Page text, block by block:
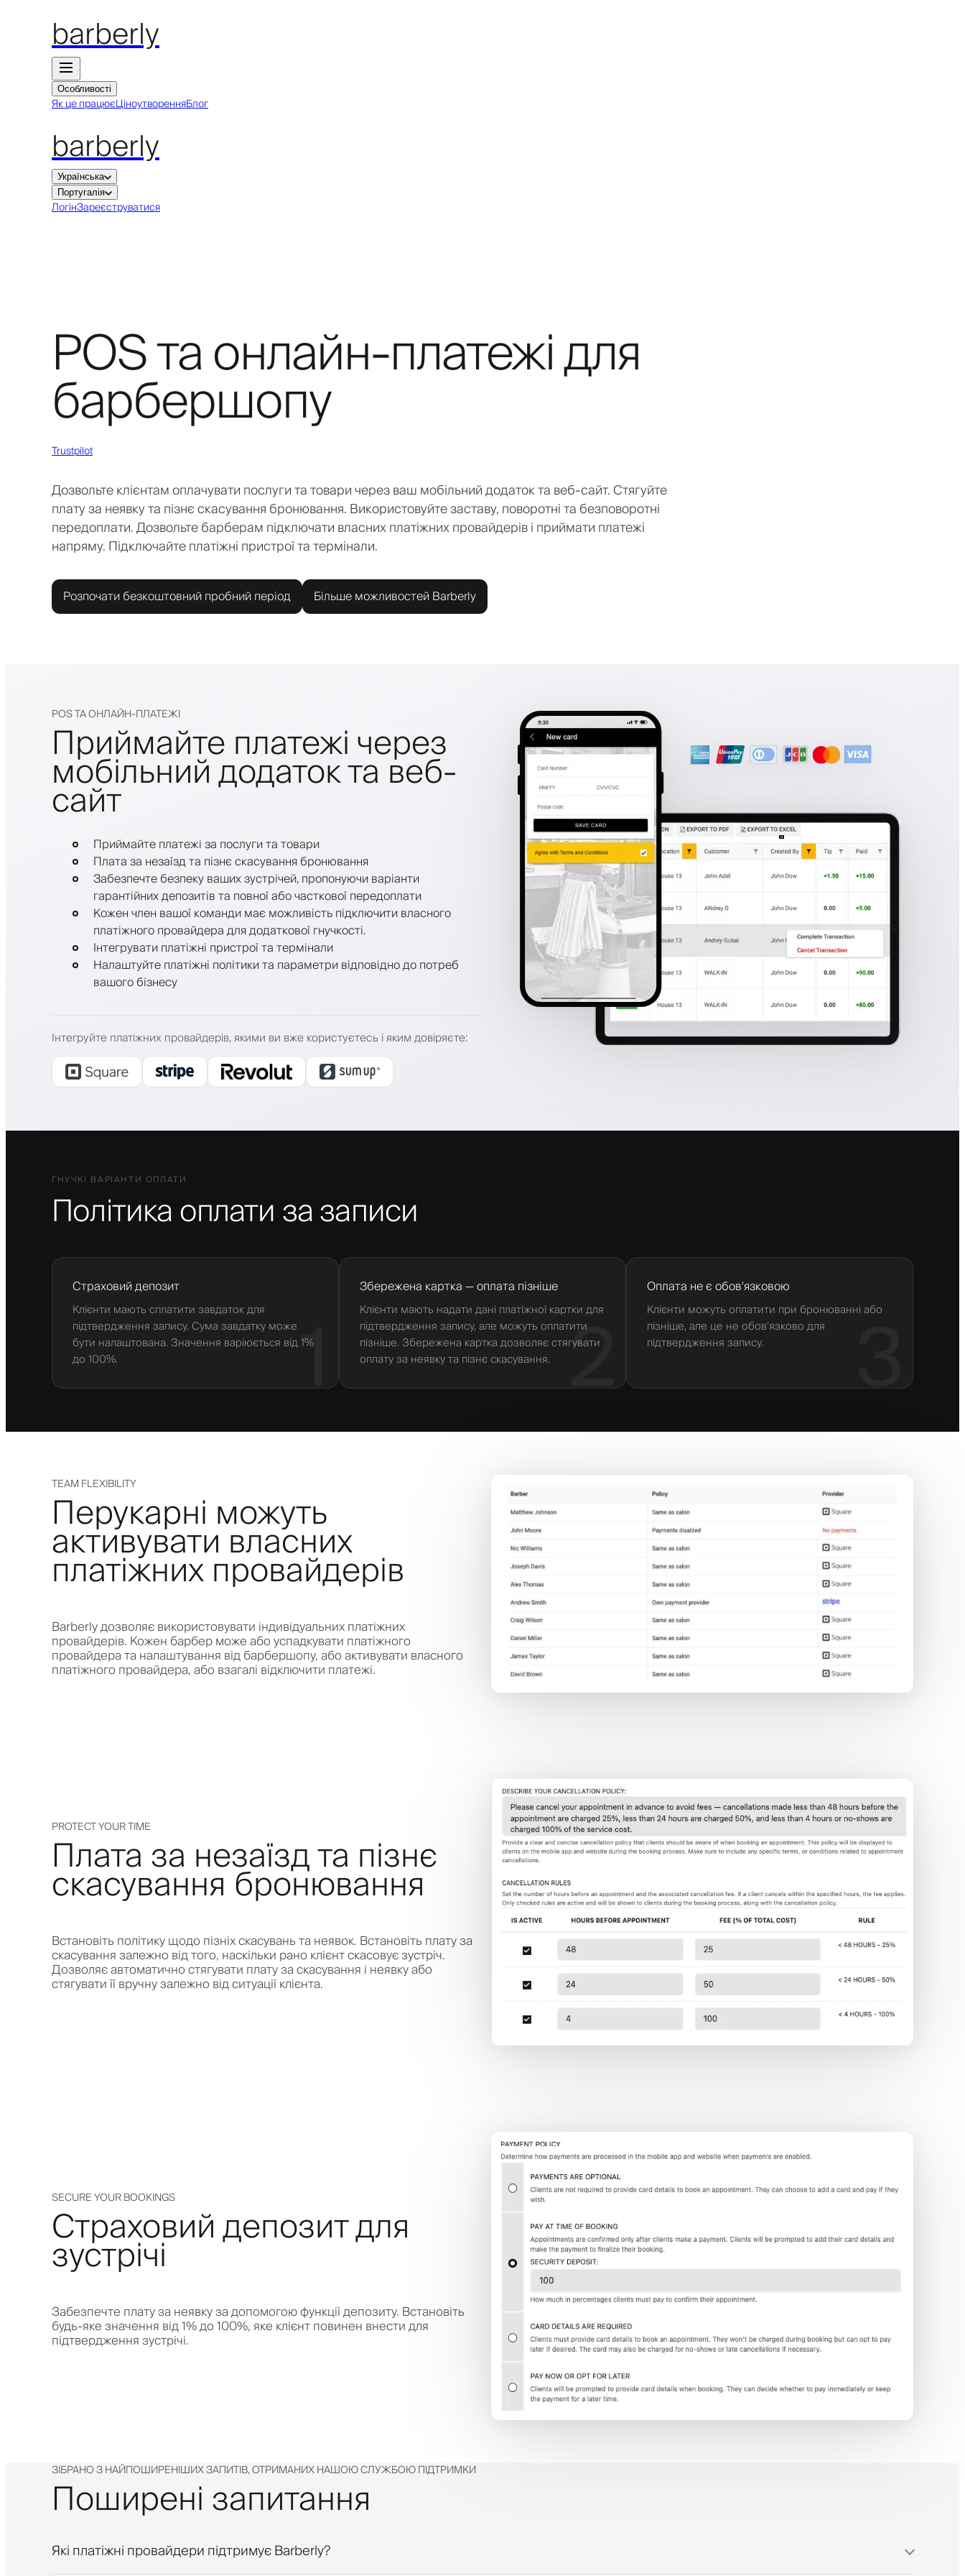
barberly
Особливості
Як це працюєЦіноутворенняБлог
barberly
Українська
Португалія
ЛогінЗареєструватися
POS та онлайн-платежі для
барбершопу
Trustpilot
Дозвольте клієнтам оплачувати послуги та товари через ваш мобільний додаток та веб-сайт. Стягуйте
плату за неявку та пізнє скасування бронювання. Використовуйте заставу, поворотні та безповоротні
передоплати. Дозвольте барберам підключати власних платіжних провайдерів і приймати платежі
напряму. Підключайте платіжні пристрої та термінали.
Розпочати безкоштовний пробний період Більше можливостей Barberly
POS ТА ОНЛАЙН-ПЛАТЕЖІ
Приймайте платежі через
мобільний додаток та веб-
сайт
Приймайте платежі за послуги та товари
Плата за незаїзд та пізнє скасування бронювання
Забезпечте безпеку ваших зустрічей, пропонуючи варіанти
гарантійних депозитів та повної або часткової передоплати
Кожен член вашої команди має можливість підключити власного
платіжного провайдера для додаткової гнучкості.
Інтегрувати платіжні пристрої та термінали
Налаштуйте платіжні політики та параметри відповідно до потреб
вашого бізнесу
Інтегруйте платіжних провайдерів, якими ви вже користуєтесь і яким довіряєте:
ГНУЧКІ ВАРІАНТИ ОПЛАТИ
Політика оплати за записи
1
Страховий депозит
Клієнти мають сплатити завдаток для
підтвердження запису. Сума завдатку може
бути налаштована. Значення варіюється від 1%
до 100%.
2
Збережена картка — оплата пізніше
Клієнти мають надати дані платіжної картки для
підтвердження запису, але можуть оплатити
пізніше. Збережена картка дозволяє стягувати
оплату за неявку та пізнє скасування.
3
Оплата не є обов'язковою
Клієнти можуть оплатити при бронюванні або
пізніше, але це не обов’язково для
підтвердження запису.
TEAM FLEXIBILITY
Перукарні можуть
активувати власних
платіжних провайдерів
Barberly дозволяє використовувати індивідуальних платіжних
провайдерів. Кожен барбер може або успадкувати платіжного
провайдера та налаштування від барбершопу, або активувати власного
платіжного провайдера, або взагалі відключити платежі.
PROTECT YOUR TIME
Плата за незаїзд та пізнє
скасування бронювання
Встановіть політику щодо пізніх скасувань та неявок. Встановіть плату за
скасування залежно від того, наскільки рано клієнт скасовує зустріч.
Дозволяє автоматично стягувати плату за скасування і неявку або
стягувати її вручну залежно від ситуації клієнта.
SECURE YOUR BOOKINGS
Страховий депозит для
зустрічі
Забезпечте плату за неявку за допомогою функції депозиту. Встановіть
будь-яке значення від 1% до 100%, яке клієнт повинен внести для
підтвердження зустрічі.
ЗІБРАНО З НАЙПОШИРЕНІШИХ ЗАПИТІВ, ОТРИМАНИХ НАШОЮ СЛУЖБОЮ ПІДТРИМКИ
Поширені запитання
Які платіжні провайдери підтримує Barberly?